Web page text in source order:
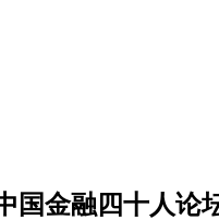
国金融四十人